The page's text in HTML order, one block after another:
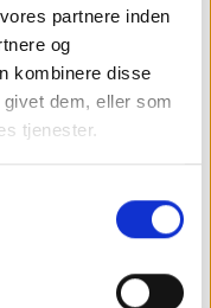
partnere inden
og
kombinere disse
dem, eller som
tjenester.
med at spare
for at
website uden